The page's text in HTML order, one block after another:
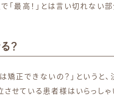
「最高！」とは言い切れない
？
矯正できないの？」というと
せている患者様はいらっしゃ